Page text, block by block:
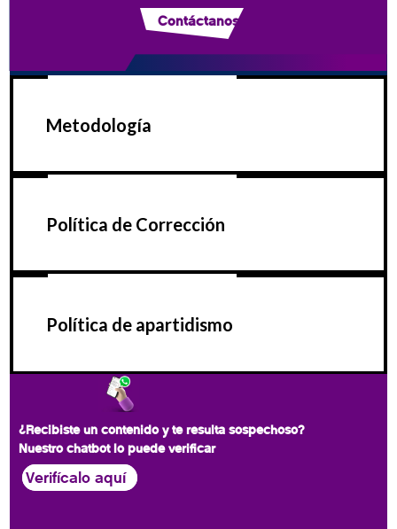
Contáctanos
Metodología
Política de Corrección
Política de apartidismo
¿Recibiste un contenido y te resulta sospechoso?
Nuestro chatbot lo puede verificar
Verifícalo aquí